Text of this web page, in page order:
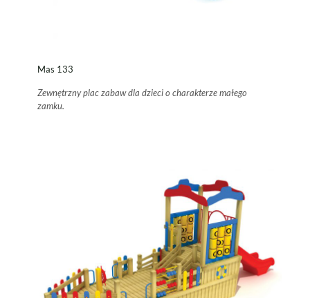
Mas 133
Zewnętrzny plac zabaw dla dzieci o charakterze małego
zamku.